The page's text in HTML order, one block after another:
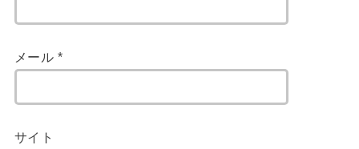
メール *
サイト